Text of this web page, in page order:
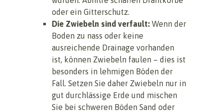
oder ein Gitterschutz.
Die Zwiebeln sind verfault: Wenn der
Boden zu nass oder keine
ausreichende Drainage vorhanden
ist, können Zwiebeln faulen – dies ist
besonders in lehmigen Böden der
Fall. Setzen Sie daher Zwiebeln nur in
gut durchlässige Erde und mischen
Sie bei schweren Böden Sand oder